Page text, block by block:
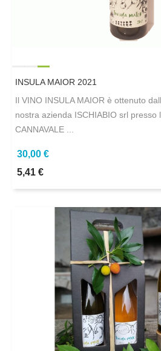
INSULA MAIOR 2021
Il VINO INSULA MAIOR è ottenuto
nostra azienda ISCHIABIO srl presso
CANNAVALE ...
30,00 €
5,41 €